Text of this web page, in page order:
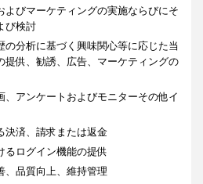
よびマーケティングの実施ならびにそ
び検討
の分析に基づく興味関心等に応じた当
提供、勧誘、広告、マーケティングの
、アンケートおよびモニターその他イ
決済、請求または返金
るログイン機能の提供
、品質向上、維持管理